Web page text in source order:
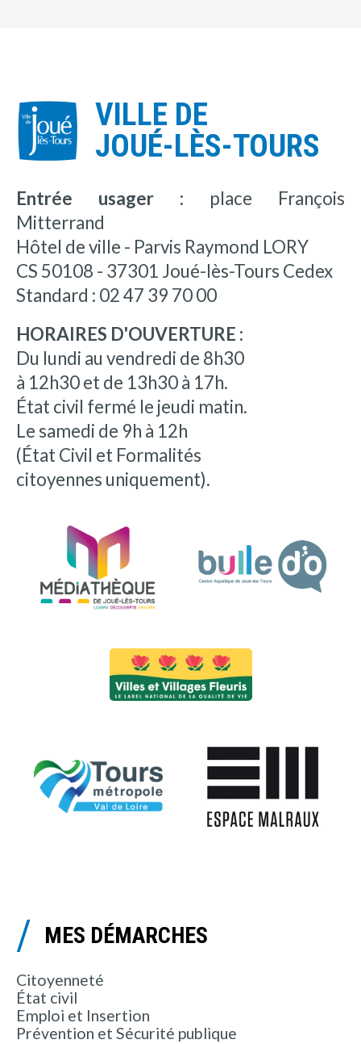
VILLE DE
JOUÉ-LÈS-TOURS
Entrée usager : place François
Mitterrand
Hôtel de ville - Parvis Raymond LORY
CS 50108 - 37301 Joué-lès-Tours Cedex
Standard : 02 47 39 70 00
HORAIRES D'OUVERTURE :
Du lundi au vendredi de 8h30
à 12h30 et de 13h30 à 17h.
État civil fermé le jeudi matin.
Le samedi de 9h à 12h
(État Civil et Formalités
citoyennes uniquement).
MES DÉMARCHES
Citoyenneté
État civil
Emploi et Insertion
Prévention et Sécurité publique